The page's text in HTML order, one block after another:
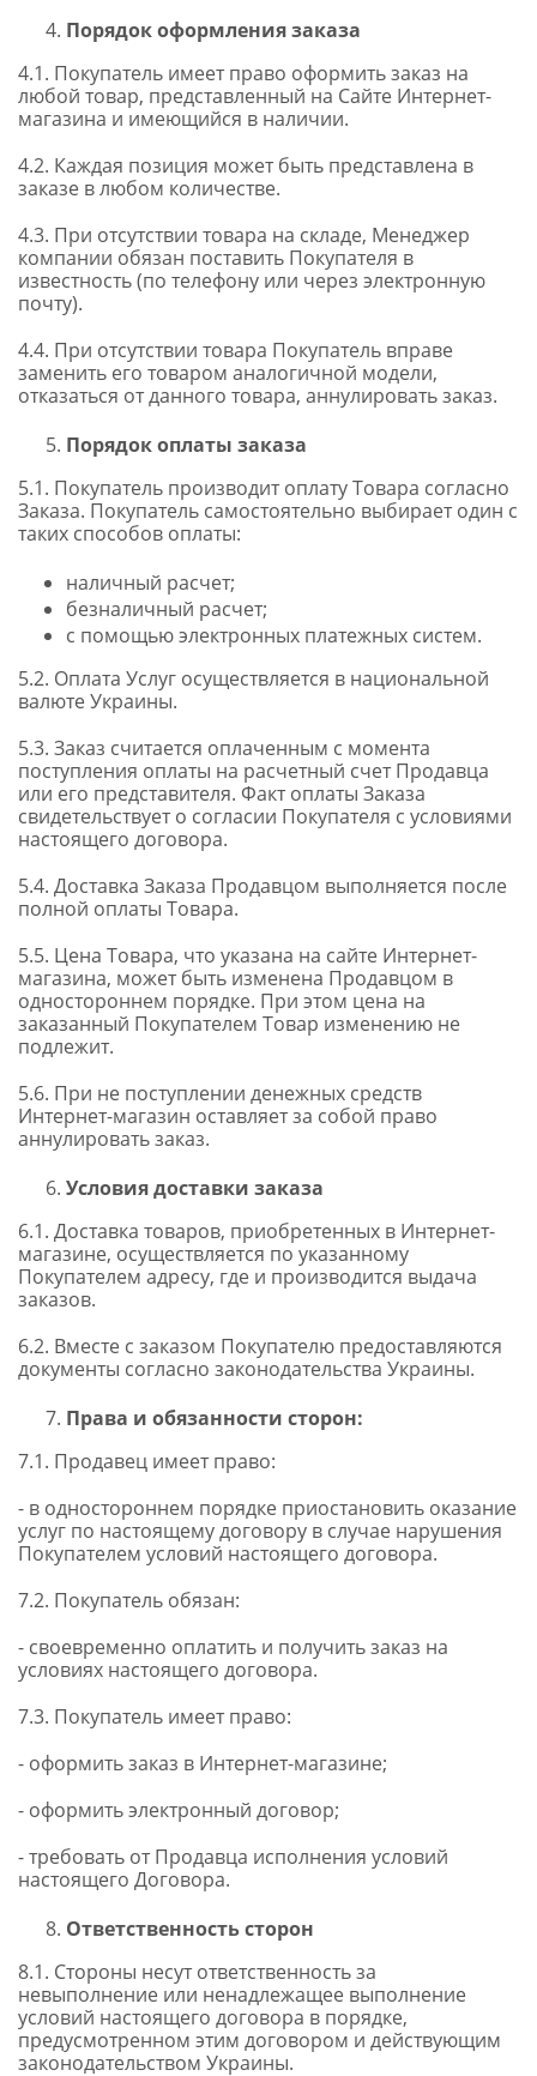
Порядок оформления заказа
4.1. Покупатель имеет право оформить заказ на
любой товар, представленный на Сайте Интернет-
магазина и имеющийся в наличии.
4.2. Каждая позиция может быть представлена в
заказе в любом количестве.
4.3. При отсутствии товара на складе, Менеджер
компании обязан поставить Покупателя в
известность (по телефону или через электронную
почту).
4.4. При отсутствии товара Покупатель вправе
заменить его товаром аналогичной модели,
отказаться от данного товара, аннулировать заказ.
Порядок оплаты заказа
5.1. Покупатель производит оплату Товара согласно
Заказа. Покупатель самостоятельно выбирает один с
таких способов оплаты:
наличный расчет;
безналичный расчет;
с помощью электронных платежных систем.
5.2. Оплата Услуг осуществляется в национальной
валюте Украины.
5.3. Заказ считается оплаченным с момента
поступления оплаты на расчетный счет Продавца
или его представителя. Факт оплаты Заказа
свидетельствует о согласии Покупателя с условиями
настоящего договора.
5.4. Доставка Заказа Продавцом выполняется после
полной оплаты Товара.
5.5. Цена Товара, что указана на сайте Интернет-
магазина, может быть изменена Продавцом в
одностороннем порядке. При этом цена на
заказанный Покупателем Товар изменению не
подлежит.
5.6. При не поступлении денежных средств
Интернет-магазин оставляет за собой право
аннулировать заказ.
Условия доставки заказа
6.1. Доставка товаров, приобретенных в Интернет-
магазине, осуществляется по указанному
Покупателем адресу, где и производится выдача
заказов.
6.2. Вместе с заказом Покупателю предоставляются
документы согласно законодательства Украины.
Права и обязанности сторон:
7.1. Продавец имеет право:
- в одностороннем порядке приостановить оказание
услуг по настоящему договору в случае нарушения
Покупателем условий настоящего договора.
7.2. Покупатель обязан:
- своевременно оплатить и получить заказ на
условиях настоящего договора.
7.3. Покупатель имеет право:
- оформить заказ в Интернет-магазине;
- оформить электронный договор;
- требовать от Продавца исполнения условий
настоящего Договора.
Ответственность сторон
8.1. Стороны несут ответственность за
невыполнение или ненадлежащее выполнение
условий настоящего договора в порядке,
предусмотренном этим договором и действующим
законодательством Украины.